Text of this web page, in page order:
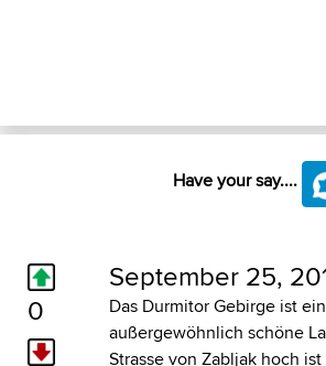
Have your say....
0
September 25,
Das Durmitor Gebirge ist
außergewöhnlich schöne
Strasse von Zabljak hoch